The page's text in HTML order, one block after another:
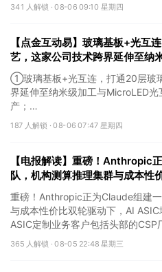
341 人解锁 ·08-06 09:10 星期四
【点金互动易】玻璃基板+光互
艺，这家公司技术跨界延伸至纳
多项硬核技术适时推动量产
①玻璃基板+光互连，打通20层玻
界延伸至纳米级加工与MicroLED
产；
②先进封装+CPO，基于自有
产品已完成通线并送样验证，这家
187 人解锁 ·08-06 07:47 星期四
【电报解读】重磅！Anthropic
队，机构测算推理集群与成本性
为GPU的两倍，这家公司ASIC
重磅！Anthropic正为Claude组建
与成本性价比双轮驱动下，AI
ASIC定制业务客户包括头部的
料，主要应用于ASIC等芯片领域。
365 人解锁 ·08-05 22:48 星期三